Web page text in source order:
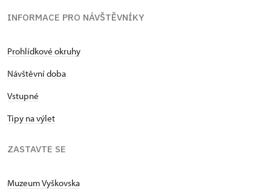
INFORMACE PRO NÁVŠTĚVNÍKY
Prohlídkové okruhy
Návštěvní doba
Vstupné
Tipy na výlet
ZASTAVTE SE
Muzeum Vyškovska